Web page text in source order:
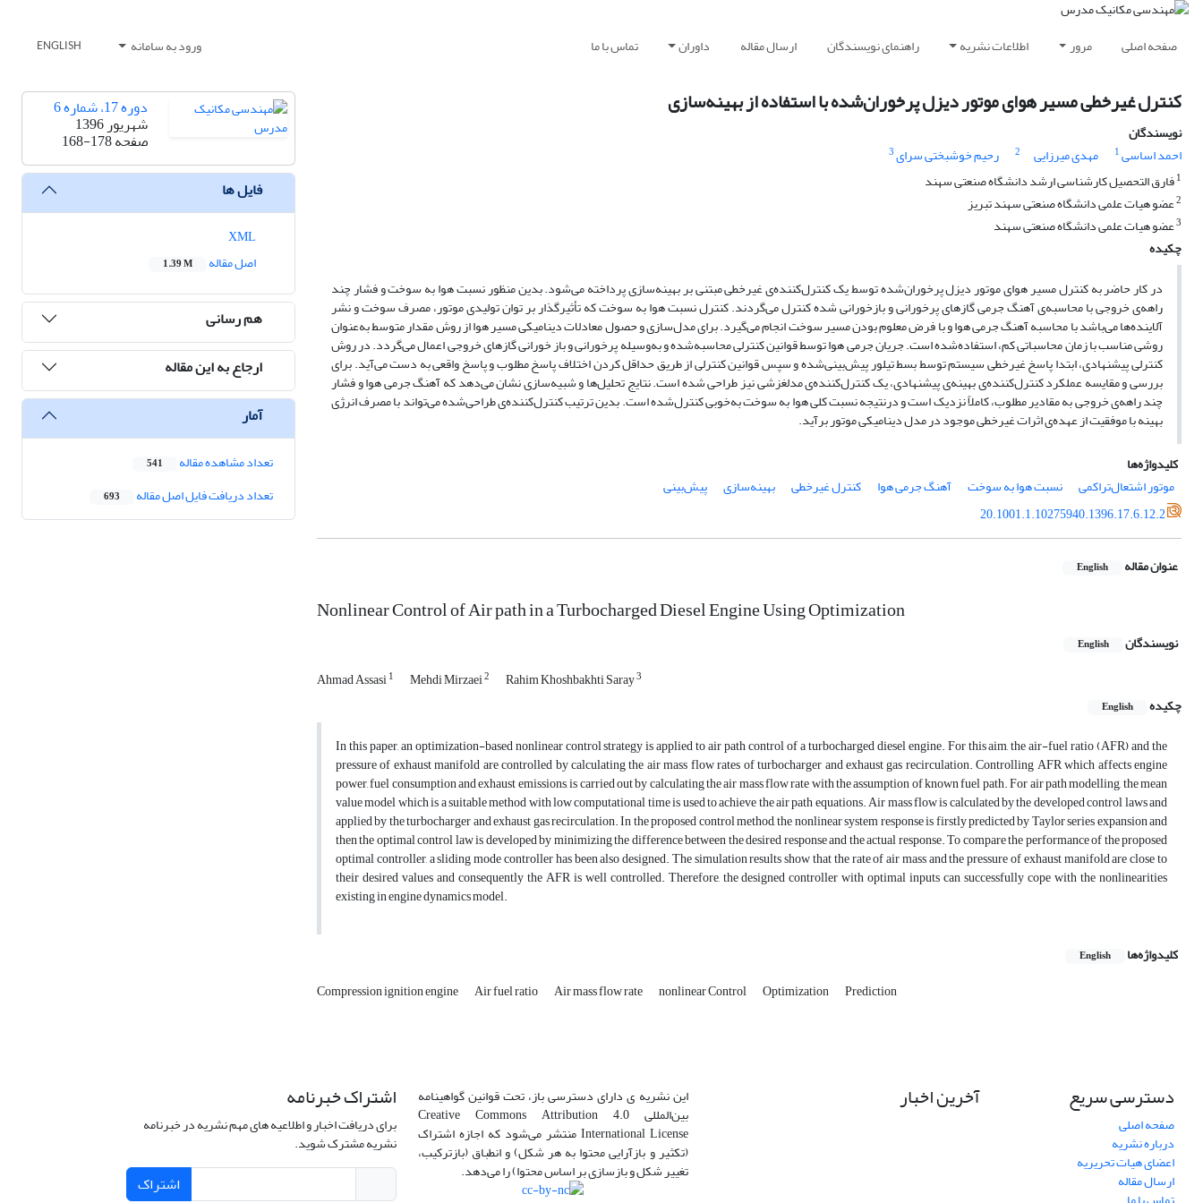
صفحه اصلی مرور اطلاعات نشریه راهنمای نویسندگان ارسال مقاله داوران تماس با ما ورود به سامانه ENGLISH
کنترل‌ غیرخطی مسیر هوای موتور دیزل پرخوران‌شده با استفاده از بهینه‌سازی
نویسندگان
احمد اساسی1 مهدی میرزایی 2 رحیم خوشبختی سرای3
1فارق التحصیل کارشناسی ارشد دانشگاه صنعتی سهند
2عضو هیات علمی دانشگاه صنعتی سهند تبریز
3عضو هیات علمی دانشگاه صنعتی سهند
چکیده
در کار حاضر به‌ کنترل مسیر هوای موتور دیزل پرخوران‌شده توسط یک کنترل‌کننده‌ی غیر‌خطی مبتنی بر بهینه‌سازی پرداخته‌ می‌شود. بدین منظور نسبت هوا به سوخت و فشار چند
راهه‌ی خروجی با محاسبه‌ی آهنگ جرمی گازهای پرخورانی و بازخورانی شده کنترل می‌گردند. کنترل نسبت هوا به سوخت که تأثیرگذار بر توان تولیدی موتور، مصرف سوخت و نشر
آلاینده‌ها می‌باشد با محاسبه آهنگ جرمی هوا و با فرض معلوم بودن مسیر سوخت انجام می‌گیرد. برای مدل‌سازی و حصول معادلات دینامیکی مسیر هوا از روش مقدار متوسط به‌عنوان
روشی مناسب با زمان محاسباتی کم، استفاده‌شده است. جریان جرمی هوا توسط قوانین کنترلی محاسبه‌شده و به‌وسیله پرخورانی و باز خورانی گازهای خروجی اعمال می‌گردد. در روش
کنترلی پیشنهادی، ابتدا پاسخ غیرخطی سیستم توسط بسط تیلور پیش‌بینی‌شده و سپس قوانین کنترلی از طریق حداقل کردن اختلاف پاسخ مطلوب و پاسخ واقعی به دست می‌آید. برای
بررسی و مقایسه عملکرد کنترل‌کننده‌ی بهینه‌ی پیشنهادی، یک کنترل‌کننده‌ی مدلغزشی نیز طراحی شده است. نتایج تحلیل‌ها و شبیه‌سازی نشان می‌دهد که آهنگ جرمی هوا و فشار
چند راهه‌ی خروجی به مقادیر مطلوب، کاملاً نزدیک است و درنتیجه نسبت کلی هوا به سوخت به‌خوبی کنترل‌شده است. بدین ترتیب کنترل‌کننده‌ی طراحی‌شده می‌تواند با مصرف انرژی
بهینه با موفقیت از عهده‌ی اثرات غیرخطی موجود در مدل دینامیکی موتور برآید.
کلیدواژه‌ها
موتور اشتعال‌تراکمی
نسبت هوا به سوخت آهنگ جرمی هوا کنترل غیرخطی بهینه‌سازی
پیش‌بینی
20.1001.1.10275940.1396.17.6.12.2
عنوان مقاله English
Nonlinear Control of Air path in a Turbocharged Diesel Engine Using Optimization
نویسندگان English
Ahmad Assasi1 Mehdi Mirzaei2 Rahim Khoshbakhti Saray3
چکیده English
In this paper, an optimization-based nonlinear control strategy is applied to air path control of a turbocharged diesel engine. For this aim, the air-fuel ratio (AFR) and the
pressure of exhaust manifold are controlled by calculating the air mass flow rates of turbocharger and exhaust gas recirculation. Controlling AFR which affects engine
power, fuel consumption and exhaust emissions, is carried out by calculating the air mass flow rate with the assumption of known fuel path. For air path modelling, the mean
value model which is a suitable method with low computational time is used to achieve the air path equations. Air mass flow is calculated by the developed control laws and
applied by the turbocharger and exhaust gas recirculation. In the proposed control method, the nonlinear system response is firstly predicted by Taylor series expansion and
then the optimal control law is developed by minimizing the difference between the desired response and the actual response. To compare the performance of the proposed
optimal controller, a sliding mode controller has been also designed. The simulation results show that the rate of air mass and the pressure of exhaust manifold are close to
their desired values and consequently the AFR is well controlled. Therefore, the designed controller with optimal inputs can successfully cope with the nonlinearities
existing in engine dynamics model.
کلیدواژه‌ها English
Compression ignition engine Air fuel ratio Air mass flow rate nonlinear Control Optimization Prediction
دوره 17، شماره 6
شهریور 1396
صفحه168-178
فایل ها
اصل مقاله
1.39 M
هم رسانی
ارجاع به این مقاله
آمار
تعداد مشاهده مقاله 541
تعداد دریافت فایل اصل مقاله 693
دسترسی سریع
صفحه اصلی
درباره نشریه
اعضای هیات تحریریه
ارسال مقاله
آخرین اخبار این نشریه ی دارای دسترسی باز، تحت قوانین گواهینامه
بین‌المللی Creative Commons Attribution 4.0
International License منتشر می‌شود که اجازه اشتراک
(تکثیر و بازآرایی محتوا به هر شکل) و انطباق (بازترکیب،
تغییر شکل و بازسازی بر اساس محتوا) را می‌دهد.
اشتراک خبرنامه
برای دریافت اخبار و اطلاعیه های مهم نشریه در خبرنامه
نشریه مشترک شوید.
اشتراک